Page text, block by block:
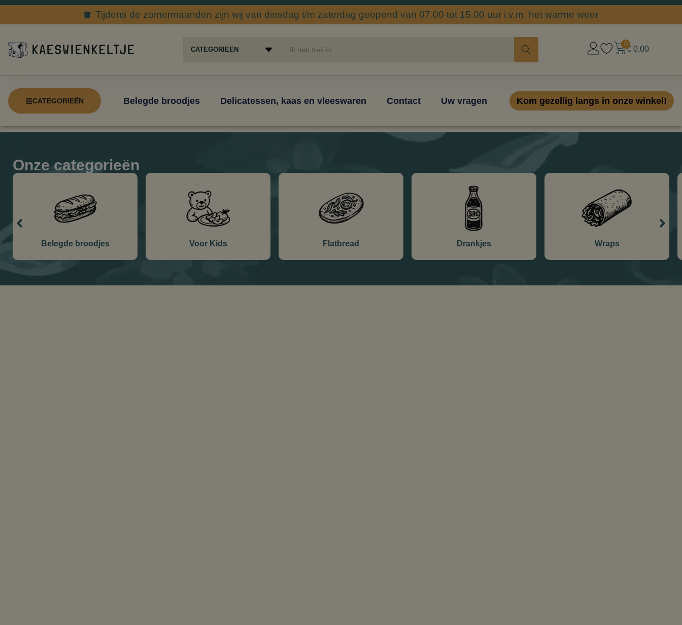
Tijdens de zomermaanden zijn wij van dinsdag t/m zaterdag geopend van 07.00 tot 15.00 uur i.v.m. het warme weer
€ 0,00
0
CATEGORIEËN Belegde broodjes Delicatessen, kaas en vleeswaren Contact Uw vragen Kom gezellig langs in onze winkel!
Onze categorieën
Belegde broodjes Voor Kids Flatbread Drankjes Wraps